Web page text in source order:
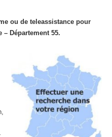
ou de teleassistance pour
– Département 55.